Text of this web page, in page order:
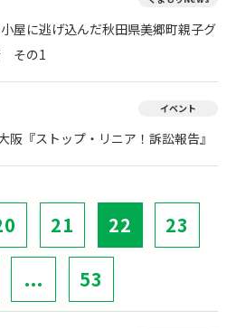
屋に逃げ込んだ秋田県美郷町親子グ
その1
イベント
阪『ストップ・リニア！訴訟報告』
21 22 23
... 53